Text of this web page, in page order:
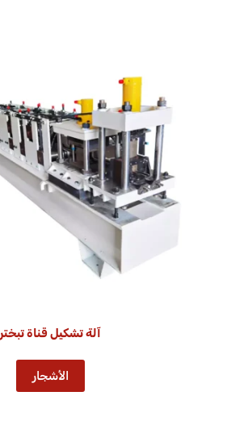
آلة تشكيل قناة تبختر
الأشجار